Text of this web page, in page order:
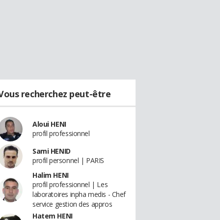
recherchez peut-être
Aloui HENI
profil professionnel
Sami HENID
profil personnel | PARIS
Halim HENI
profil professionnel | Les
laboratoires inpha medis - Chef
service gestion des appros
Hatem HENI